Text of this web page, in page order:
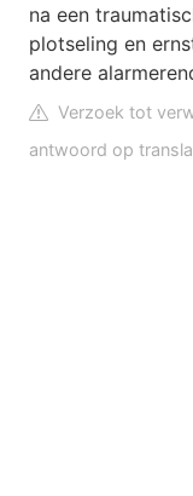
na een
plotseling en
andere
Verzoek tot
antwoord op